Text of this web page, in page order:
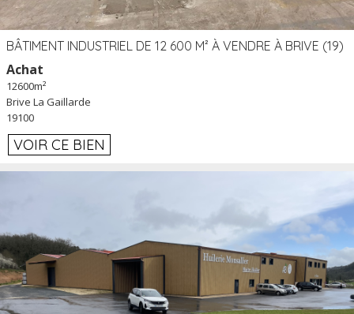
BÂTIMENT INDUSTRIEL DE 12 600 M² À VENDRE À BRIVE (19)
Achat
12600m²
Brive La Gaillarde
19100
VOIR CE BIEN